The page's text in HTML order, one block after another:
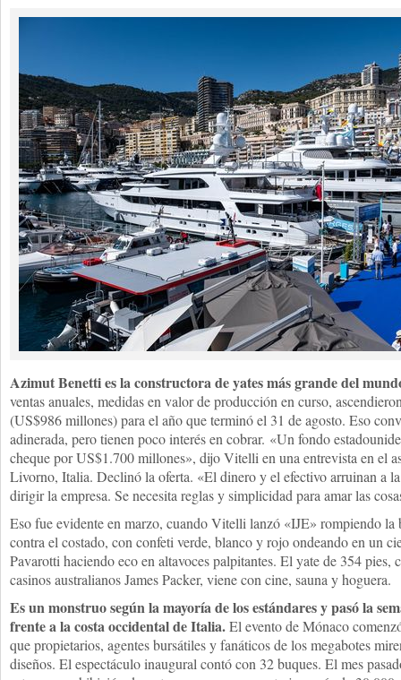
Azimut Benetti es la constructora de yates más grande del
ventas anuales, medidas en valor de producción en curso,
(US$986 millones) para el año que terminó el 31 de agosto. Eso
adinerada, pero tienen poco interés en cobrar. «Un fondo
cheque por US$1.700 millones», dijo Vitelli en una entrevista en el
Livorno, Italia. Declinó la oferta. «El dinero y el efectivo arruinan a
dirigir la empresa. Se necesita reglas y simplicidad para amar las
Eso fue evidente en marzo, cuando Vitelli lanzó «IJE» rompiendo la
contra el costado, con confeti verde, blanco y rojo ondeando en un
Pavarotti haciendo eco en altavoces palpitantes. El yate de 354 pies,
casinos australianos James Packer, viene con cine, sauna y hoguera.
Es un monstruo según la mayoría de los estándares y pasó la
frente a la costa occidental de Italia.El evento de Mónaco
que propietarios, agentes bursátiles y fanáticos de los megabotes
diseños. El espectáculo inaugural contó con 32 buques. El mes